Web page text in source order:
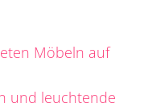
Möbeln auf
und leuchtende